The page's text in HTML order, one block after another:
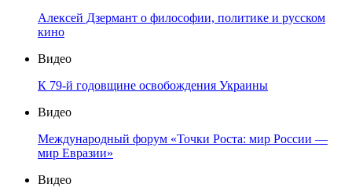
Алексей Дзермант о философии, политике и русском
кино
Видео
К 79-й годовщине освобождения Украины
Видео
Международный форум «Точки Роста: мир России —
мир Евразии»
Видео